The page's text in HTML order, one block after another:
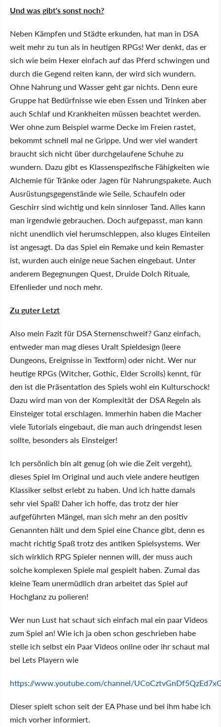
Und was gibt's sonst noch?
Neben Kämpfen und Städte erkunden, hat man in DSA
weit mehr zu tun als in heutigen RPGs! Wer denkt, das er
sich wie beim Hexer einfach auf das Pferd schwingen und
durch die Gegend reiten kann, der wird sich wundern.
Ohne Nahrung und Wasser geht gar nichts. Denn eure
Gruppe hat Bedürfnisse wie eben Essen und Trinken aber
auch Schlaf und Krankheiten müssen beachtet werden.
Wer ohne zum Beispiel warme Decke im Freien rastet,
bekommt schnell mal ne Grippe. Und wer viel wandert
braucht sich nicht über durchgelaufene Schuhe zu
wundern. Dazu gibt es Klassenspezifische Fähigkeiten wie
Alchemie für Tränke oder Jagen für Nahrungspakete. Auch
Ausrüstungsgegenstände wie Seile, Schaufeln oder
Geschirr sind wichtig und kein sinnloser Tand. Alles kann
man irgendwie gebrauchen. Doch aufgepasst, man kann
nicht unendlich viel herumschleppen, also kluges Einteilen
ist angesagt. Da das Spiel ein Remake und kein Remaster
ist, wurden auch einige neue Sachen eingebaut. Unter
anderem Begegnungen Quest, Druide Dolch Rituale,
Elfenlieder und noch mehr.
Zu guter Letzt
Also mein Fazit für DSA Sternenschweif? Ganz einfach,
entweder man mag dieses Uralt Spieldesign (leere
Dungeons, Ereignisse in Textform) oder nicht. Wer nur
heutige RPGs (Witcher, Gothic, Elder Scrolls) kennt, für
den ist die Präsentation des Spiels wohl ein Kulturschock!
Dazu wird man von der Komplexität der DSA Regeln als
Einsteiger total erschlagen. Immerhin haben die Macher
viele Tutorials eingebaut, die man auch dringendst lesen
sollte, besonders als Einsteiger!
Ich persönlich bin alt genug (oh wie die Zeit vergeht),
dieses Spiel im Original und auch viele andere heutigen
Klassiker selbst erlebt zu haben. Und ich hatte damals
sehr viel Spaß! Daher ich hoffe, das trotz der hier
aufgeführten Mängel, man sich mehr an den positiv
Genannten hält und dem Spiel eine Chance gibt, denn es
macht richtig Spaß trotz des antiken Spielsystems. Wer
sich wirklich RPG Spieler nennen will, der muss auch
solche komplexen Spiele mal gespielt haben. Zumal das
kleine Team unermüdlich dran arbeitet das Spiel auf
Hochglanz zu polieren!
Wer nun Lust hat schaut sich einfach mal ein paar Videos
zum Spiel an! Wie ich ja oben schon geschrieben habe
stelle ich selbst ein Paar Videos online oder ihr schaut mal
bei Lets Playern wie
https://www.youtube.com/channel/
Dieser spielt schon seit der EA Phase und bei ihm habe ich
mich vorher informiert.